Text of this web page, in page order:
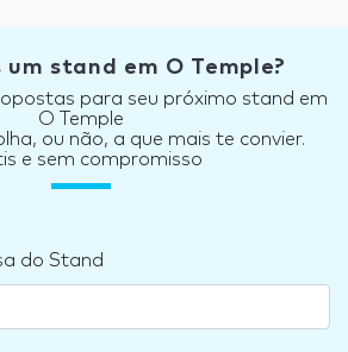
um stand em O Temple?
para seu próximo stand em
O Temple
ou não, a que mais te convier.
e sem compromisso
do Stand